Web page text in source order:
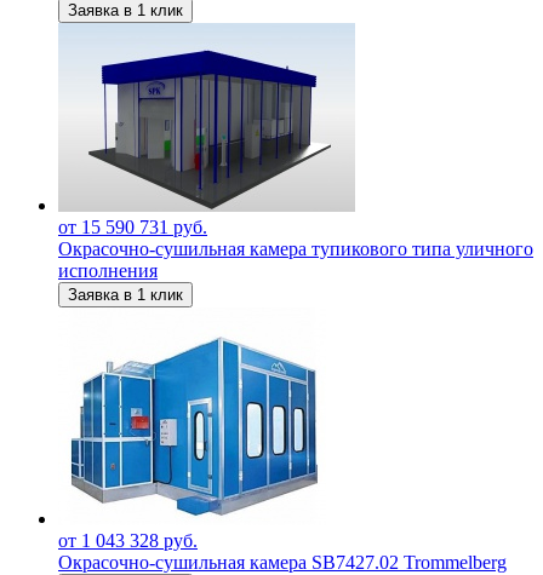
Заявка в 1 клик
от 15 590 731 руб.
Окрасочно-сушильная камера тупикового типа уличного
исполнения
Заявка в 1 клик
от 1 043 328 руб.
Окрасочно-сушильная камера SB7427.02 Trommelberg